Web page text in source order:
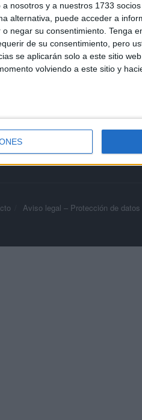
nosotros y a nuestros 1733
alternativa, puede acceder a
negar su consentimiento. Tenga
de su consentimiento, pero
se aplicarán solo a este sitio
volviendo a este sitio y
El Servicio
Guardia Civil
de
HACE 2 HORAS
Aviso legal – Protección de datos